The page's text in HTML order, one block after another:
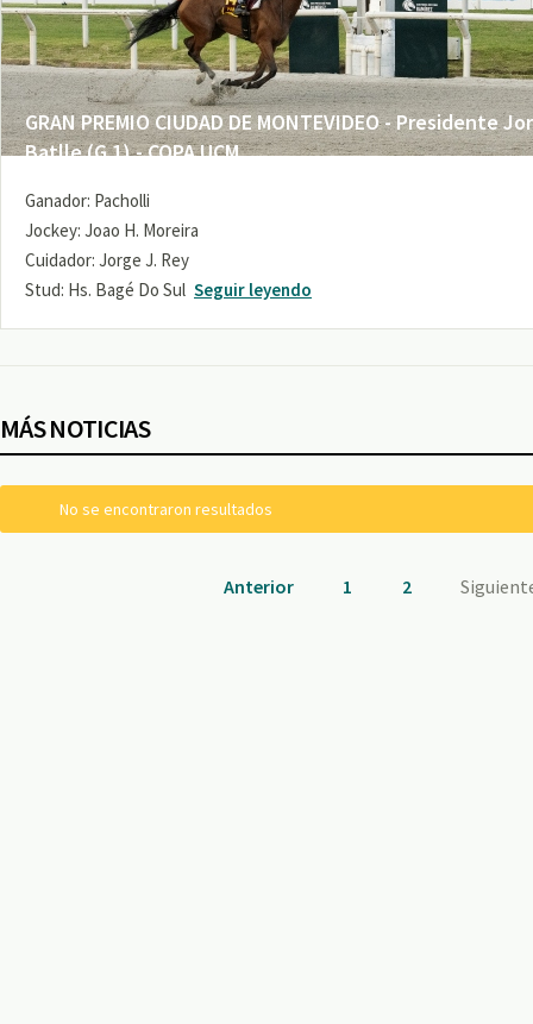
GRAN PREMIO CIUDAD DE MONTEVIDEO - Presidente
Batlle (G 1) - COPA UCM
Ganador: Pacholli
Jockey: Joao H. Moreira
Cuidador: Jorge J. Rey
Stud: Hs. Bagé Do Sul Seguir leyendo
MÁS NOTICIAS
No se encontraron resultados
Anterior 1 2